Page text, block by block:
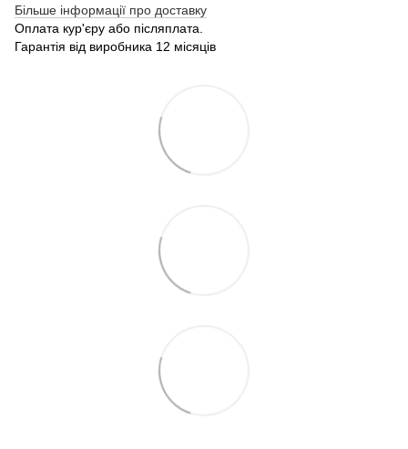
Більше інформації про доставку
Оплата кур'єру або післяплата.
Гарантія від виробника 12 місяців